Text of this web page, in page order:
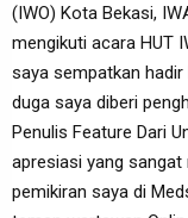
(IWO) Kota Bekasi,
mengikuti acara HUT
saya sempatkan hadir
duga saya diberi
Penulis Feature Dari
apresiasi yang
pemikiran saya di